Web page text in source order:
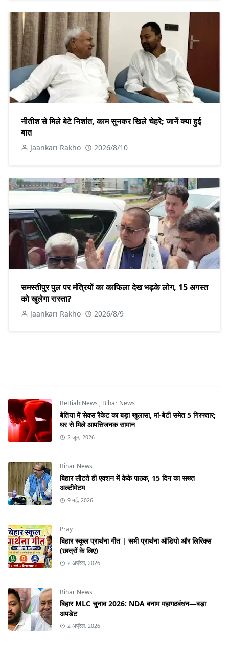
नीतीश से मिले बेटे निशांत, काम सुनकर खिले चेहरे; जानें क्या हुई
बात
Jaankari Rakho 2026/8/10
समस्तीपुर पुल पर मंत्रियों का काफिला देख भड़के लोग, 15 अगस्त
को खुलेगा रास्ता?
Jaankari Rakho 2026/8/9
Bettiah News , Bihar News
बेतिया में सेक्स रैकेट का बड़ा खुलासा, मां-बेटी समेत 5 गिरफ्तार;
घर से मिले आपत्तिजनक सामान
2 जून, 2026
Bihar News
बिहार लौटते ही एक्शन में केके पाठक, 15 दिन का सख्त
अल्टीमेटम
9 मई, 2026
Pray
बिहार स्कूल प्रार्थना गीत | सभी प्रार्थना ऑडियो और लिरिक्स
(छात्रों के लिए)
2 अप्रैल, 2026
Bihar News
बिहार MLC चुनाव 2026: NDA बनाम महागठबंधन—बड़ा
अपडेट
2 अप्रैल, 2026